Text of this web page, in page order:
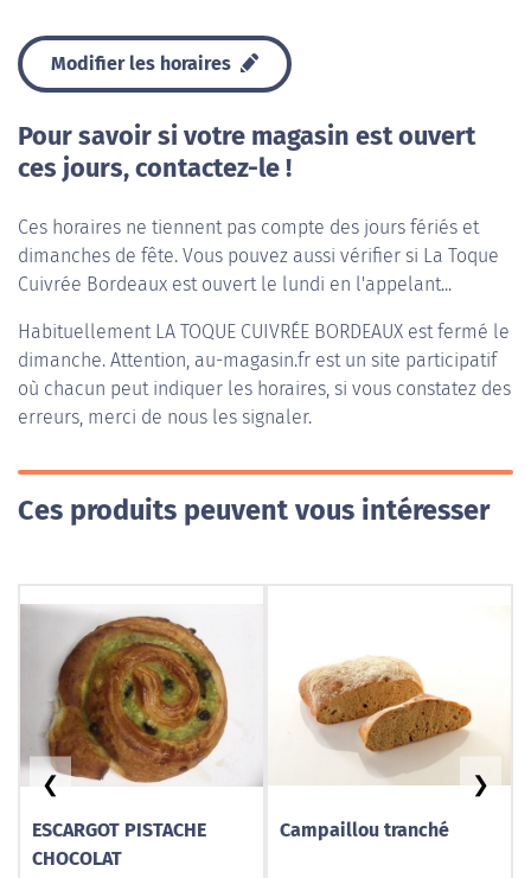
Modifier les horaires
Pour savoir si votre magasin est ouvert
ces jours, contactez-le !
Ces horaires ne tiennent pas compte des jours fériés et
dimanches de fête. Vous pouvez aussi vérifier si La Toque
Cuivrée Bordeaux est ouvert le lundi en l'appelant...
Habituellement LA TOQUE CUIVRÉE BORDEAUX est fermé le
dimanche. Attention, au-magasin.fr est un site participatif
où chacun peut indiquer les horaires, si vous constatez des
erreurs, merci de nous les signaler.
Ces produits peuvent vous intéresser
ESCARGOT PISTACHE
CHOCOLAT
Campaillou tranché
❮ ❯